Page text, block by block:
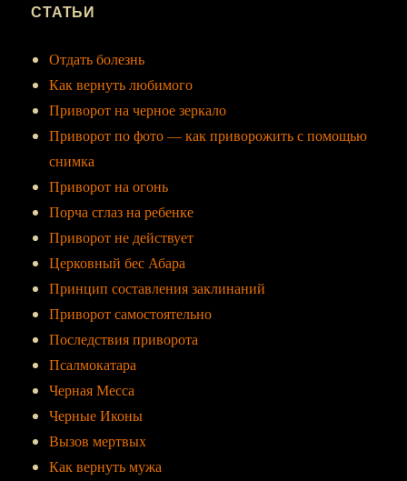
СТАТЬИ
Отдать болезнь
Как вернуть любимого
Приворот на черное зеркало
Приворот по фото — как приворожить с помощью
снимка
Приворот на огонь
Порча сглаз на ребенке
Приворот не действует
Церковный бес Абара
Принцип составления заклинаний
Приворот самостоятельно
Последствия приворота
Псалмокатара
Черная Месса
Черные Иконы
Вызов мертвых
Как вернуть мужа